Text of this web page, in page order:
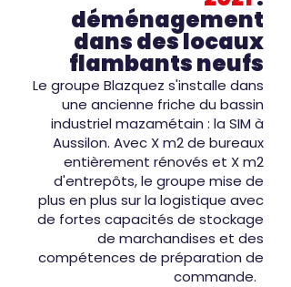
déménagement
dans des locaux
flambants neufs
Le groupe Blazquez s'installe dans
une ancienne friche du bassin
industriel mazamétain : la SIM à
Aussilon. Avec X m2 de bureaux
entièrement rénovés et X m2
d'entrepôts, le groupe mise de
plus en plus sur la logistique avec
de fortes capacités de stockage
de marchandises et des
compétences de préparation de
commande.